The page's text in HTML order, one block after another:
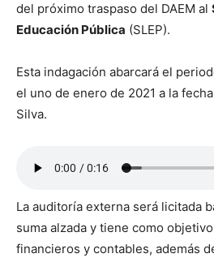
del próximo traspaso del DAEM al
Educación Pública (SLEP).
Esta indagación abarcará el
el uno de enero de 2021 a la
Silva.
La auditoría externa será licitada
suma alzada y tiene como
financieros y contables, además